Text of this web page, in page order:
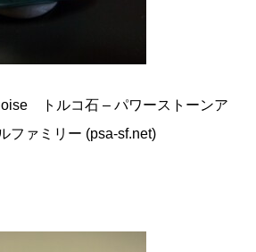
トルコ石 – パワーストーンア
ファミリー (psa-sf.net)